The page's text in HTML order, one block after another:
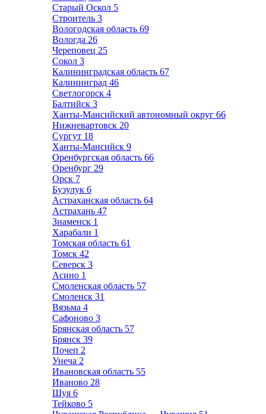
Старый Оскол 5
Строитель 3
Вологодская область 69
Вологда 26
Череповец 25
Сокол 3
Калининградская область 67
Калининград 46
Светлогорск 4
Балтийск 3
Ханты-Мансийский автономный округ 66
Нижневартовск 20
Сургут 18
Ханты-Мансийск 9
Оренбургская область 66
Оренбург 29
Орск 7
Бузулук 6
Астраханская область 64
Астрахань 47
Знаменск 1
Харабали 1
Томская область 61
Томск 42
Северск 3
Асино 1
Смоленская область 57
Смоленск 31
Вязьма 4
Сафоново 3
Брянская область 57
Брянск 39
Почеп 2
Унеча 2
Ивановская область 55
Иваново 28
Шуя 6
Тейково 5